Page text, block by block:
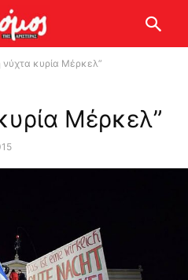
νύχτα κυρία Μέρκελ”
Μέρκελ”